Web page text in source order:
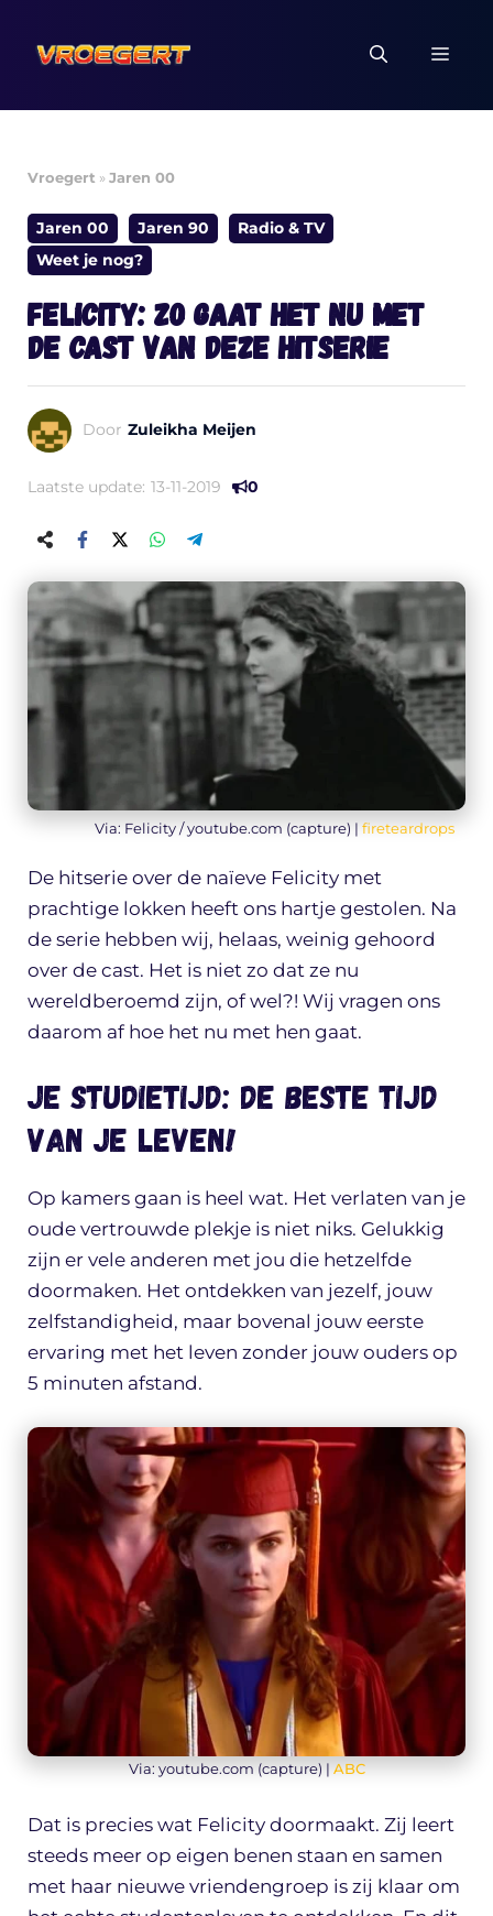
naar
inhoud
Vroegert »Jaren 00
Jaren 00 Jaren 90
Radio & TV
Weet je nog?
Felicity: zo gaat het nu met
de cast van deze hitserie
Door Zuleikha Meijen
Laatste update: 13-11-2019 0
Via: Felicity / youtube.com (capture) | fireteardrops
De hitserie over de naïeve Felicity met
prachtige lokken heeft ons hartje gestolen. Na
de serie hebben wij, helaas, weinig gehoord
over de cast. Het is niet zo dat ze nu
wereldberoemd zijn, of wel?! Wij vragen ons
daarom af hoe het nu met hen gaat.
Je studietijd: de beste tijd
van je leven!
Op kamers gaan is heel wat. Het verlaten van je
oude vertrouwde plekje is niet niks. Gelukkig
zijn er vele anderen met jou die hetzelfde
doormaken. Het ontdekken van jezelf, jouw
zelfstandigheid, maar bovenal jouw eerste
ervaring met het leven zonder jouw ouders op
5 minuten afstand.
Via: youtube.com (capture) | ABC
Dat is precies wat Felicity doormaakt. Zij leert
steeds meer op eigen benen staan en samen
met haar nieuwe vriendengroep is zij klaar om